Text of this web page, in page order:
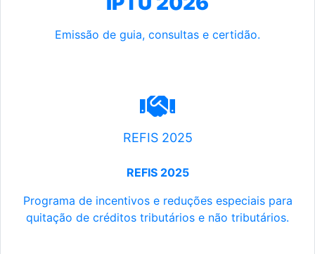
Emissão de guia, consultas e certidão.
REFIS 2025
REFIS 2025
Programa de incentivos e reduções especiais para
quitação de créditos tributários e não tributários.